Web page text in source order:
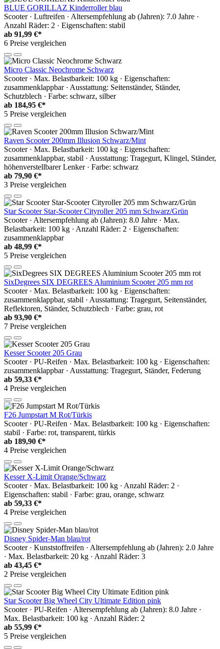
BLUE GORILLAZ Kinderroller blau
Scooter · Luftreifen · Altersempfehlung ab (Jahren): 7.0 Jahre ·
Anzahl Räder: 2 · Eigenschaften: stabil
ab 91,99 €*
6 Preise vergleichen
Micro Classic Neochrome Schwarz
Scooter · Max. Belastbarkeit: 100 kg · Eigenschaften:
zusammenklappbar · Ausstattung: Seitenständer, Ständer,
Schutzblech · Farbe: schwarz, silber
ab 184,95 €*
5 Preise vergleichen
Raven Scooter 200mm Illusion Schwarz/Mint
Scooter · Max. Belastbarkeit: 100 kg · Eigenschaften:
zusammenklappbar, stabil · Ausstattung: Tragegurt, Klingel, Ständer,
höhenverstellbarer Lenker · Farbe: schwarz
ab 79,90 €*
3 Preise vergleichen
Star Scooter Star-Scooter Cityroller 205 mm Schwarz/Grün
Scooter · Altersempfehlung ab (Jahren): 8.0 Jahre · Max.
Belastbarkeit: 100 kg · Anzahl Räder: 2 · Eigenschaften:
zusammenklappbar
ab 48,99 €*
5 Preise vergleichen
SixDegrees SIX DEGREES Aluminium Scooter 205 mm rot
Scooter · Max. Belastbarkeit: 100 kg · Eigenschaften:
zusammenklappbar, stabil · Ausstattung: Tragegurt, Seitenständer,
Reflektoren, Ständer, Schutzblech · Farbe: grau, rot
ab 93,90 €*
7 Preise vergleichen
Kesser Scooter 205 Grau
Scooter · PU-Reifen · Max. Belastbarkeit: 100 kg · Eigenschaften:
zusammenklappbar · Ausstattung: Tragegurt, Ständer, Federung
ab 59,33 €*
4 Preise vergleichen
F26 Jumpstart M Rot/Türkis
Scooter · PU-Reifen · Max. Belastbarkeit: 100 kg · Eigenschaften:
stabil · Farbe: rot, transparent, türkis
ab 189,90 €*
4 Preise vergleichen
Kesser X-Limit Orange/Schwarz
Scooter · Max. Belastbarkeit: 100 kg · Anzahl Räder: 2 ·
Eigenschaften: stabil · Farbe: grau, orange, schwarz
ab 59,33 €*
4 Preise vergleichen
Disney Spider-Man blau/rot
Scooter · Kunststoffreifen · Altersempfehlung ab (Jahren): 2.0 Jahre
· Max. Belastbarkeit: 20 kg · Anzahl Räder: 3
ab 43,45 €*
2 Preise vergleichen
Star Scooter Big Wheel City Ultimate Edition pink
Scooter · PU-Reifen · Altersempfehlung ab (Jahren): 8.0 Jahre ·
Max. Belastbarkeit: 100 kg · Anzahl Räder: 2
ab 55,99 €*
5 Preise vergleichen